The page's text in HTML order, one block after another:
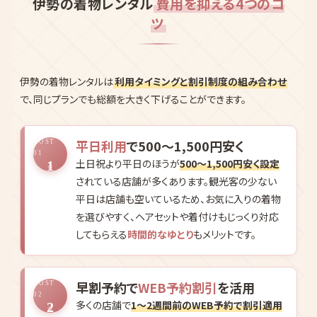
ツ
伊勢の着物レンタルは利用タイミングと割引制度の組み合わせ
で、同じプランでも総額を大きく下げることができます。
COST
01
1
平日利用で500〜1,500円安く
土日祝より平日のほうが500〜1,500円安く設定
されている店舗が多くあります。観光客の少ない
平日は店舗も空いているため、お気に入りの着物
を選びやすく、ヘアセットや着付けもじっくり対応
してもらえる時間的なゆとりもメリットです。
COST
02
2
早割予約でWEB予約割引を活用
多くの店舗で1〜2週間前のWEB予約で割引適用